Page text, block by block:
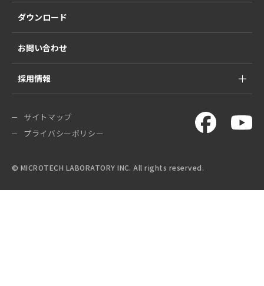
ダウンロード
お問い合わせ
採用情報
© MICROTECH LABORATORY INC. All rights reserved.
サイトマップ
プライバシーポリシー